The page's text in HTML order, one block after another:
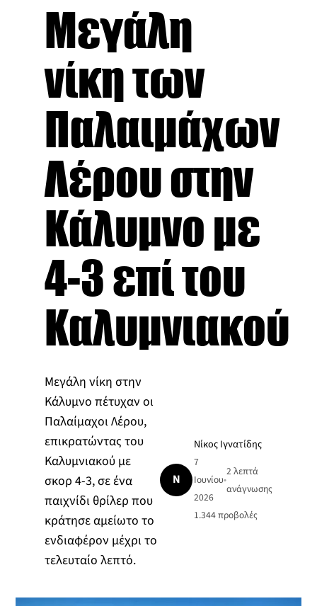
Μεγάλη
νίκη των
Παλαιμάχων
Λέρου στην
Κάλυμνο με
4-3 επί του
Καλυμνιακού
Μεγάλη νίκη στην
Κάλυμνο πέτυχαν οι
Παλαίμαχοι Λέρου,
επικρατώντας του
Καλυμνιακού με
σκορ 4-3, σε ένα
παιχνίδι θρίλερ που
κράτησε αμείωτο το
ενδιαφέρον μέχρι το
τελευταίο λεπτό.
Ν
Νίκος Ιγνατίδης
7
Ιουνίου
2026
•
2 λεπτά
ανάγνωσης
1.344προβολές